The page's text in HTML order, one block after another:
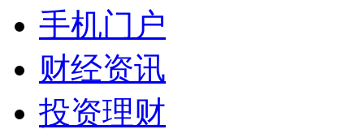
手机门户
财经资讯
投资理财